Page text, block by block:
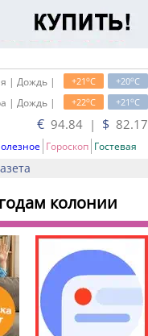
+20oC
+21oC
| Дождь |
+21oC
+22oC
| Дождь |
€ 94.84 | $ 82.17
Гороскоп Гостевая
колонии